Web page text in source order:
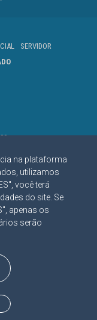
na plataforma
utilizamos
você terá
do site. Se
apenas os
serão
SERVIDOR